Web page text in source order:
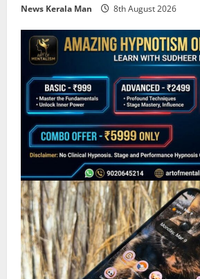
News Kerala Man 8th August 2026